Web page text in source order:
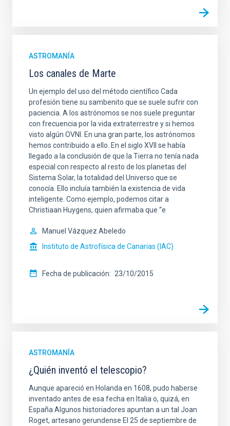
ASTROMANÍA
Los canales de Marte
Un ejemplo del uso del método científico Cada
profesión tiene su sambenito que se suele sufrir con
paciencia. A los astrónomos se nos suele preguntar
con frecuencia por la vida extraterrestre y si hemos
visto algún OVNI. En una gran parte, los astrónomos
hemos contribuido a ello. En el siglo XVII se había
llegado a la conclusión de que la Tierra no tenía nada
especial con respecto al resto de los planetas del
Sistema Solar, la totalidad del Universo que se
conocía. Ello incluía también la existencia de vida
inteligente. Como ejemplo, podemos citar a
Christiaan Huygens, quien afirmaba que “e
Manuel Vázquez Abeledo
Instituto de Astrofísica de Canarias (IAC)
Fecha de publicación 23/10/2015
ASTROMANÍA
¿Quién inventó el telescopio?
Aunque apareció en Holanda en 1608, pudo haberse
inventado antes de esa fecha en Italia o, quizá, en
España Algunos historiadores apuntan a un tal Joan
Roget, artesano gerundense El 25 de septiembre de